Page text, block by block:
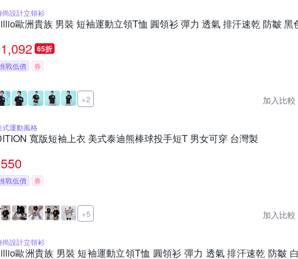
尚設計立領衫
歐洲貴族 男裝 短袖運動立領T恤 圓領衫 彈力 透氣 排汗速乾 防皺 黑
1,092 65折
戰低價 券
+2 加入比較
式運動風格
寬版短袖上衣 美式泰迪熊棒球投手短T 男女可穿 台灣製
550
戰低價 券
+5 加入比較
尚設計立領衫
歐洲貴族 男裝 短袖運動立領T恤 圓領衫 彈力 透氣 排汗速乾 防皺